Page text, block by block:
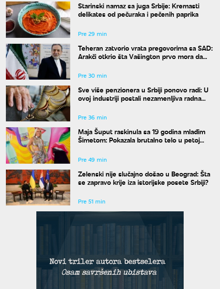
Starinski namaz sa juga Srbije: Kremasti
delikates od pečuraka i pečenih paprika
Pre 29 min
Teheran zatvorio vrata pregovorima sa SAD:
Arakči otkrio šta Vašington prvo mora da
Pre 30 min
Sve više penzionera u Srbiji ponovo radi: U
ovoj industriji postali nezamenljiva radna
Pre 36 min
Maja Šuput raskinula sa 19 godina mlađim
Šimetom: Pokazala brutalno telo u petoj
Pre 49 min
Zelenski nije slučajno došao u Beograd: Šta
se zapravo krije iza istorijske posete Srbiji?
Pre 51 min